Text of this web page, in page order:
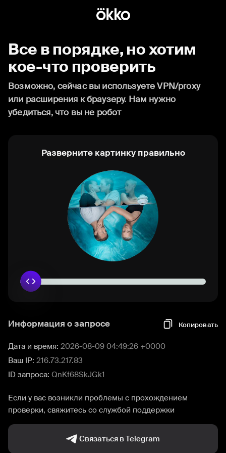
Все в порядке, но хотим
кое-что проверить
Возможно, сейчас вы используете VPN/proxy
или расширения к браузеру. Нам нужно
убедиться, что вы не робот
Разверните картинку правильно
Информация о запросе Копировать
Дата и время: 2026-08-09 04:49:26 +0000
Ваш IP: 216.73.217.83
ID запроса: QnKf68SkJGk1
Если у вас возникли проблемы с прохождением
проверки, свяжитесь со службой поддержки
Связаться в Telegram